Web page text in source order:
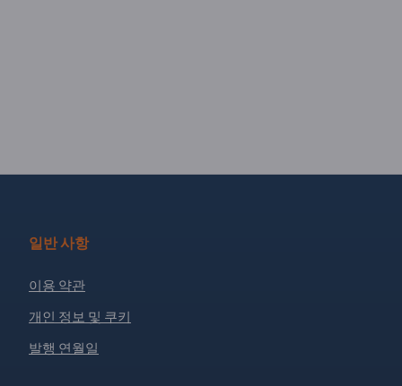
일반 사항
이용 약관
개인 정보 및 쿠키
발행 연월일